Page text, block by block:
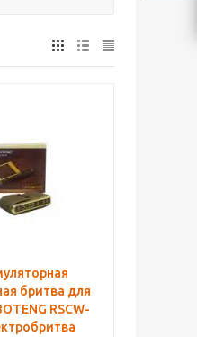
бритва для
RSCW-